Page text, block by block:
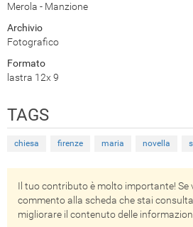
Merola - Manzione
Archivio
Fotografico
Formato
lastra 12x 9
TAGS
chiesa firenze maria novella
Il tuo contributo è molto importante! Se
commento alla scheda che stai
migliorare il contenuto delle